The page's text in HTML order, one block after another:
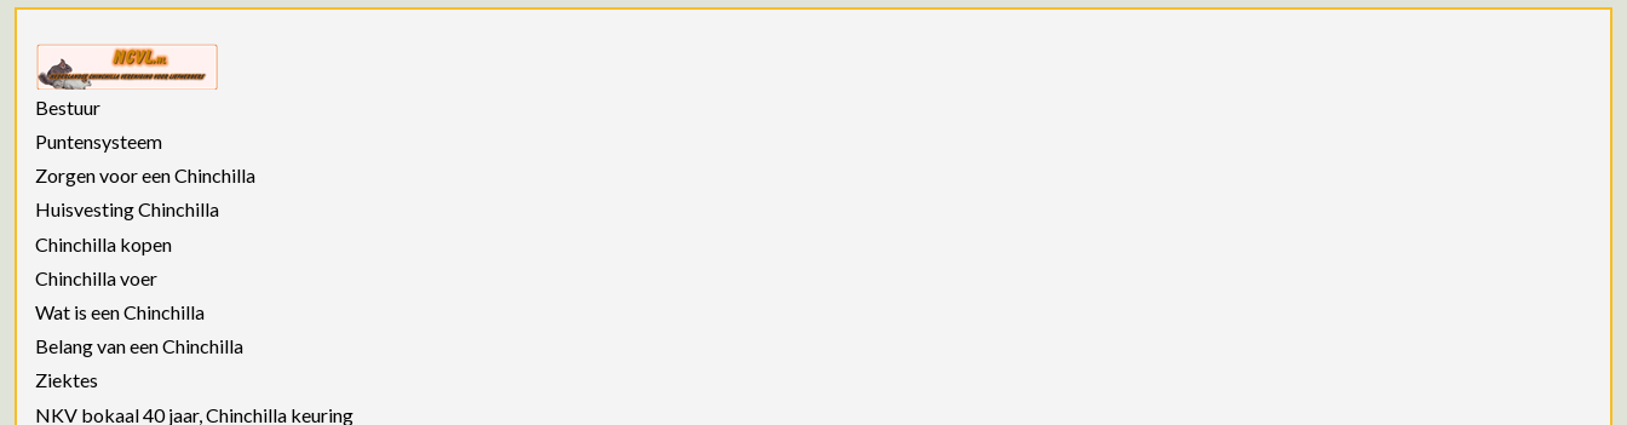
Bestuur
Puntensysteem
Zorgen voor een Chinchilla
Huisvesting Chinchilla
Chinchilla kopen
Chinchilla voer
Wat is een Chinchilla
Belang van een Chinchilla
Ziektes
NKV bokaal 40 jaar, Chinchilla keuring